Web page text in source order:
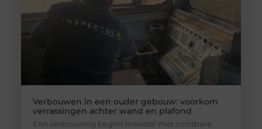
Verbouwen in een ouder gebouw: voorkom
verrassingen achter wand en plafond
Een verbouwing begint meestal met zichtbare